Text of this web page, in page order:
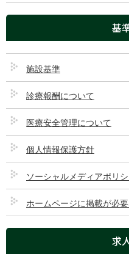
泌尿器科
皮膚科
麻酔科・ペインクリニック
乳腺外科（休診中）
トップページ
ご来院される方へ
基
施設基準
診療報酬について
医療安全管理について
個人情報保護方針
ソーシャルメディアポリ
ホームページに掲載が必
求